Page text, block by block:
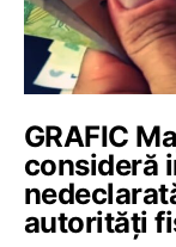
GRAFIC
consideră
autorități